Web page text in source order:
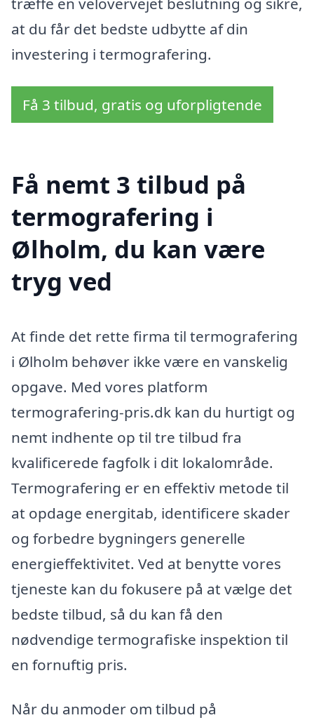
at du får det bedste udbytte af din
investering i termografering.
Få 3 tilbud, gratis og uforpligtende
Få nemt 3 tilbud på
termografering i
Ølholm, du kan være
tryg ved
At finde det rette firma til termografering
i Ølholm behøver ikke være en vanskelig
opgave. Med vores platform
termografering-pris.dk kan du hurtigt og
nemt indhente op til tre tilbud fra
kvalificerede fagfolk i dit lokalområde.
Termografering er en effektiv metode til
at opdage energitab, identificere skader
og forbedre bygningers generelle
energieffektivitet. Ved at benytte vores
tjeneste kan du fokusere på at vælge det
bedste tilbud, så du kan få den
nødvendige termografiske inspektion til
en fornuftig pris.
Når du anmoder om tilbud på